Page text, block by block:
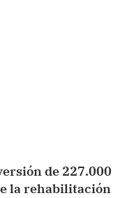
de 227.000
la rehabilitación